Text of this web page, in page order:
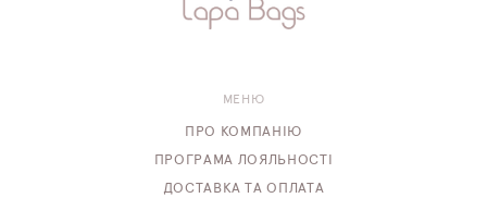
МЕНЮ
ПРО КОМПАНІЮ
ПРОГРАМА ЛОЯЛЬНОСТІ
ДОСТАВКА ТА ОПЛАТА